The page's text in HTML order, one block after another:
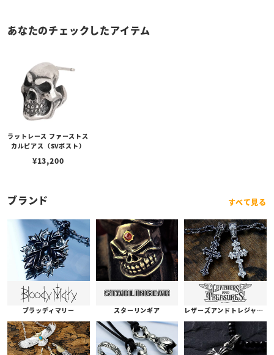
あなたのチェックしたアイテム
ラットレース ファーストス
カルピアス（SVポスト）
¥13,200
ブランド すべて見る
ブラッディマリー スターリンギア レザーズアンドトレジャーズ